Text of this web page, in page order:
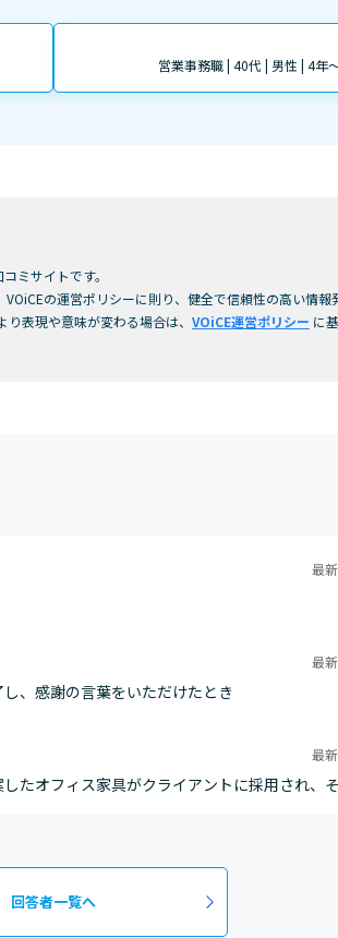
営業事務職 | 40代 | 男性 | 4年
ミサイトです。
の運営ポリシーに則り、健全で信頼性の高い情
表現や意味が変わる場合は、 VOiCE運営ポリシー に
最
最
、感謝の言葉をいただけたとき
最
たオフィス家具がクライアントに採用され、
回答者一覧へ